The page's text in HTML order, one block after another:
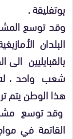
بوتفليقة .
وقد توسع
البلدان
بالقبايليين
شعب واحد ،
هذا الوطن يتم
وقد توسع
القاتمة في